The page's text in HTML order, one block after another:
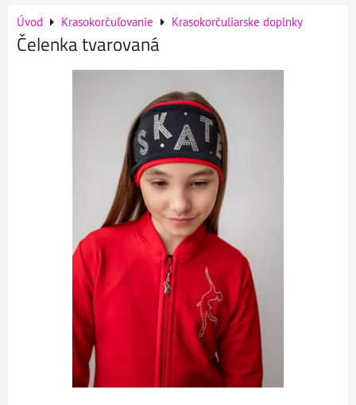
Úvod Krasokorčuľovanie Krasokorčuliarske doplnky
Čelenka tvarovaná